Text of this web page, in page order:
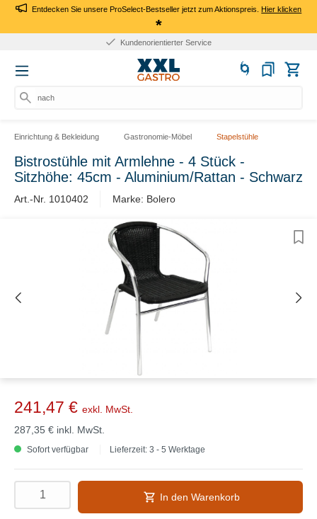
Entdecken Sie unsere ProSelect-Bestseller jetzt zum Aktionspreis.Hier klicken
*
Kundenorientierter Service
nach Pr
Einrichtung & Bekleidung Gastronomie-Möbel Stapelstühle
Bistrostühle mit Armlehne - 4 Stück -
Sitzhöhe: 45cm - Aluminium/Rattan - Schwarz
Art.-Nr. 1010402 Marke: Bolero
241,47 € exkl. MwSt.
287,35 € inkl. MwSt.
Sofort verfügbar Lieferzeit: 3 - 5 Werktage
In den Warenkorb